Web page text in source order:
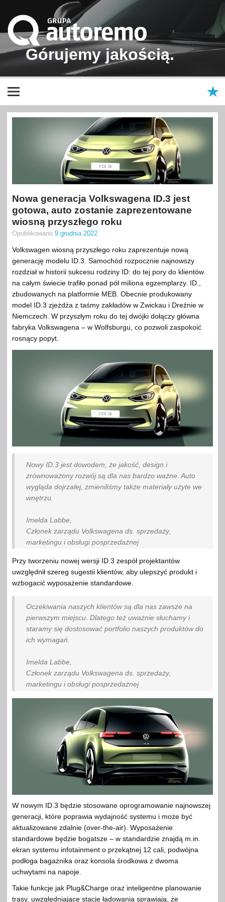
Autoremo
Samochody nowe i używane – Škoda, Volkswagen, Volkswagen
Użytkowe, Renault, Mazda, Hyundai, Dacia | Autoremo – Anndora –
Autoneo | Kraków, Nowy Targ, Nowy Sącz, Bukowina Tatrzańska
Górujemy jakością.
Nowa generacja Volkswagena ID.3 jest
gotowa, auto zostanie zaprezentowane
wiosną przyszłego roku
Opublikowano9 grudnia 2022
Volkswagen wiosną przyszłego roku zaprezentuje nową
generację modelu ID.3. Samochód rozpocznie najnowszy
rozdział w historii sukcesu rodziny ID: do tej pory do klientów
na całym świecie trafiło ponad pół miliona egzemplarzy. ID.,
zbudowanych na platformie MEB. Obecnie produkowany
model ID.3 zjeżdża z taśmy zakładów w Zwickau i Dreźnie w
Niemczech. W przyszłym roku do tej dwójki dołączy główna
fabryka Volkswagena – w Wolfsburgu, co pozwoli zaspokoić
rosnący popyt.
Nowy ID.3 jest dowodem, że jakość, design i
zrównoważony rozwój są dla nas bardzo ważne. Auto
wygląda dojrzalej, zmieniliśmy także materiały użyte we
wnętrzu.
Imelda Labbe,
Członek zarządu Volkswagena ds. sprzedaży,
marketingu i obsługi posprzedażnej
Przy tworzeniu nowej wersji ID.3 zespół projektantów
uwzględnił szereg sugestii klientów, aby ulepszyć produkt i
wzbogacić wyposażenie standardowe.
Oczekiwania naszych klientów są dla nas zawsze na
pierwszym miejscu. Dlatego też uważnie słuchamy i
staramy się dostosować portfolio naszych produktów do
ich wymagań.
Imelda Labbe,
Członek zarządu Volkswagena ds. sprzedaży,
marketingu i obsługi posprzedażnej
W nowym ID.3 będzie stosowane oprogramowanie najnowszej
generacji, które poprawia wydajność systemu i może być
aktualizowane zdalnie (over-the-air). Wyposażenie
standardowe będzie bogatsze – w standardzie znajdą m.in.
ekran systemu infotainment o przekątnej 12 cali, podwójna
podłoga bagażnika oraz konsola środkowa z dwoma
uchwytami na napoje.
Takie funkcje jak Plug&Charge oraz inteligentne planowanie
trasy, uwzględniające stacje ładowania sprawiają, że